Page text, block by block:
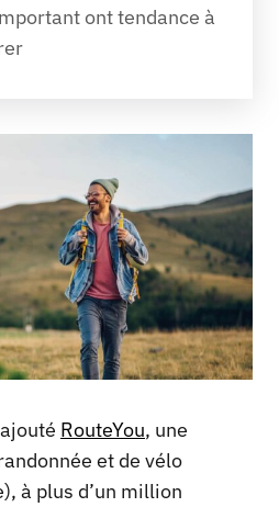
ont tendance à
RouteYou, une
et de vélo
à plus d’un million